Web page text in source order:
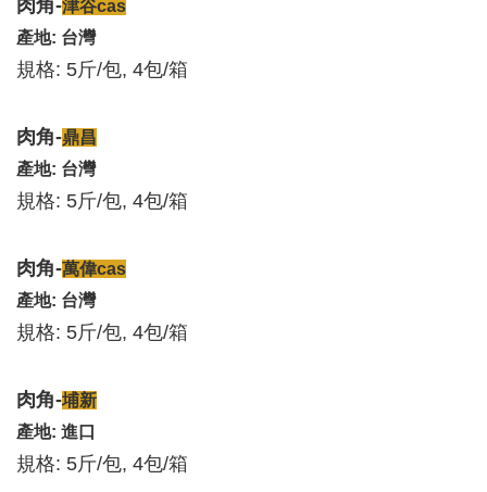
肉角-津谷cas
產地: 台灣
規格: 5斤/包, 4包/箱
肉角-鼎昌
產地: 台灣
規格: 5斤/包, 4包/箱
肉角-萬偉cas
產地: 台灣
規格: 5斤/包, 4包/箱
肉角-埔新
產地: 進口
規格: 5斤/包, 4包/箱